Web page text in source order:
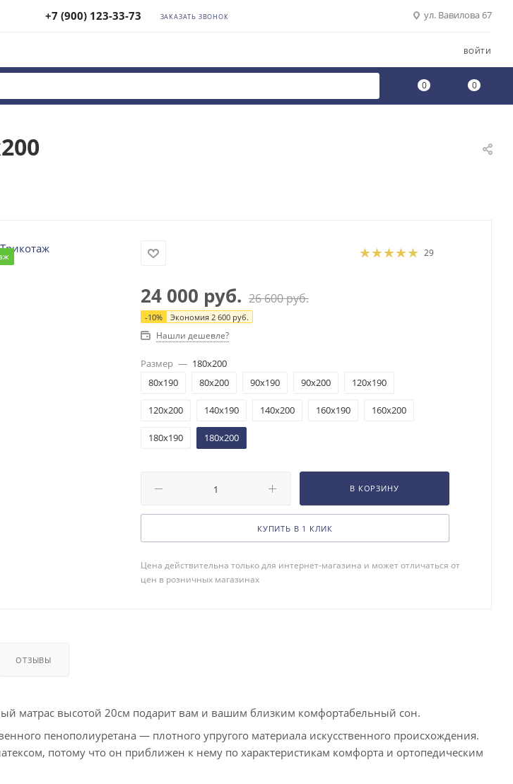
+7 (900) 123-33-73 ЗАКАЗАТЬ ЗВОНОК ул. Вавилова 67
ВОЙТИ
0 0
29
24 000 руб. 26 600руб.
-10% Экономия 2 600 руб.
Нашли дешевле?
Размер — 180x200
80x190
80x200 90x190 90x200 120x190
120x200 140x190 140x200 160x190 160x200
180x190 180x200
В КОРЗИНУ
КУПИТЬ В 1 КЛИК
Цена действительна только для интернет-магазина и может отличаться от
цен в розничных магазинах
ОТЗЫВЫ
матрас высотой 20см подарит вам и вашим близким комфортабельный сон.
пенополиуретана — плотного упругого материала искусственного происхождения.
потому что он приближен к нему по характеристикам комфорта и ортопедическим